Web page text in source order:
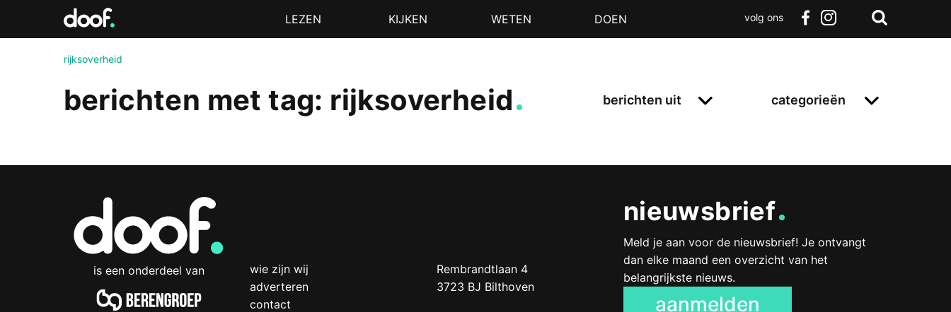
MenuLEZEN KIJKEN WETEN DOEN
volg ons
rijksoverheid
berichten met tag: rijksoverheid berichten uit categorieën
Doof.nl
Zoeken
Terug
is een onderdeel van
wie zijn wij
adverteren
contact
Doof.nl
work
Rembrandtlaan 4
3723 BJ Bilthoven
nieuwsbrief
Meld je aan voor de nieuwsbrief! Je ontvangt
dan elke maand een overzicht van het
belangrijkste nieuws.
aanmelden